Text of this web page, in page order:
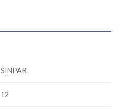
SINPAR
12